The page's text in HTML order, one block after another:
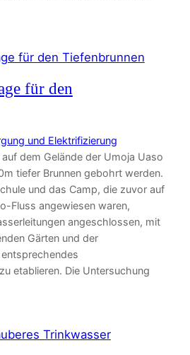
für den
und Elektrifizierung
dem Gelände der Umoja Uaso
tiefer Brunnen gebohrt werden.
und das Camp, die zuvor auf
Fluss angewiesen waren,
angeschlossen, mit
Gärten und der
etablieren. Die Untersuchung